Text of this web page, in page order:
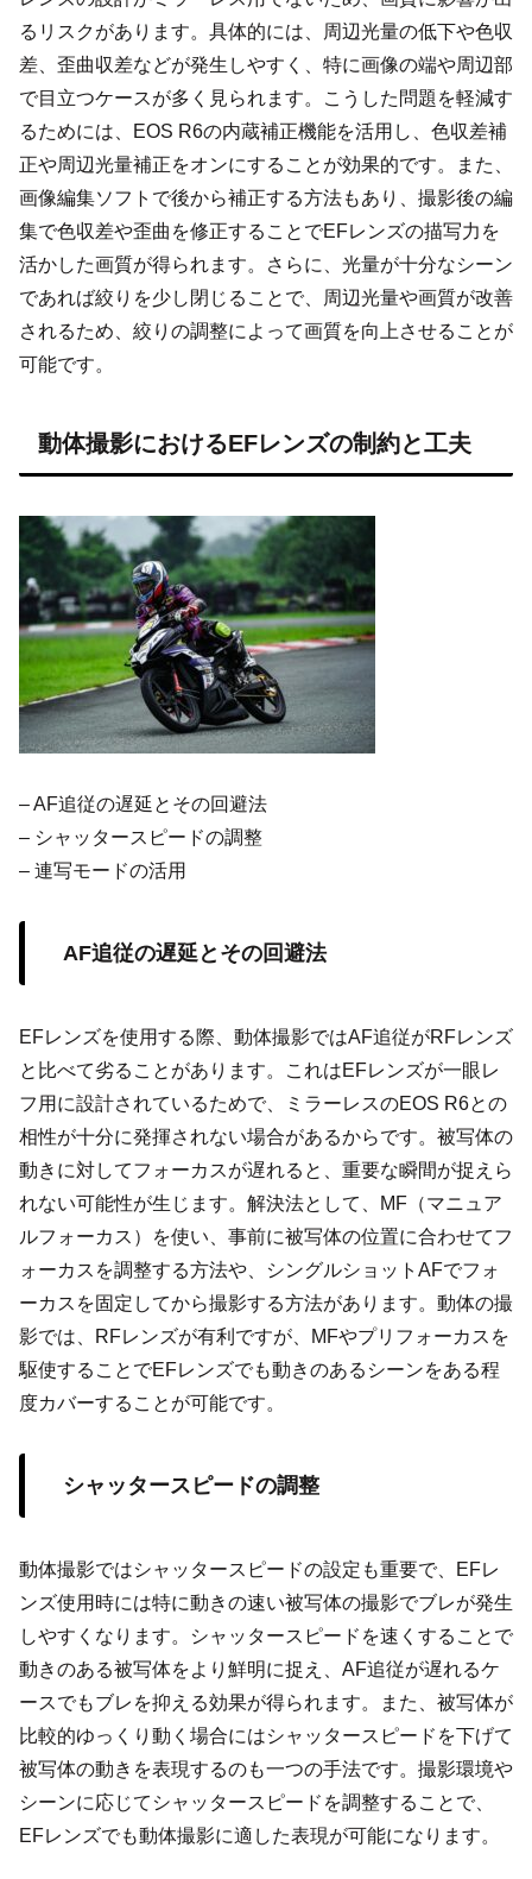
るリスクがあります。具体的には、周辺光量の低下や色収
差、歪曲収差などが発生しやすく、特に画像の端や周辺部
で目立つケースが多く見られます。こうした問題を軽減す
るためには、EOS R6の内蔵補正機能を活用し、色収差補
正や周辺光量補正をオンにすることが効果的です。また、
画像編集ソフトで後から補正する方法もあり、撮影後の編
集で色収差や歪曲を修正することでEFレンズの描写力を
活かした画質が得られます。さらに、光量が十分なシーン
であれば絞りを少し閉じることで、周辺光量や画質が改善
されるため、絞りの調整によって画質を向上させることが
可能です。
動体撮影におけるEFレンズの制約と工夫
– AF追従の遅延とその回避法
– シャッタースピードの調整
– 連写モードの活用
AF追従の遅延とその回避法
EFレンズを使用する際、動体撮影ではAF追従がRFレンズ
と比べて劣ることがあります。これはEFレンズが一眼レ
フ用に設計されているためで、ミラーレスのEOS R6との
相性が十分に発揮されない場合があるからです。被写体の
動きに対してフォーカスが遅れると、重要な瞬間が捉えら
れない可能性が生じます。解決法として、MF（マニュア
ルフォーカス）を使い、事前に被写体の位置に合わせてフ
ォーカスを調整する方法や、シングルショットAFでフォ
ーカスを固定してから撮影する方法があります。動体の撮
影では、RFレンズが有利ですが、MFやプリフォーカスを
駆使することでEFレンズでも動きのあるシーンをある程
度カバーすることが可能です。
シャッタースピードの調整
動体撮影ではシャッタースピードの設定も重要で、EFレ
ンズ使用時には特に動きの速い被写体の撮影でブレが発生
しやすくなります。シャッタースピードを速くすることで
動きのある被写体をより鮮明に捉え、AF追従が遅れるケ
ースでもブレを抑える効果が得られます。また、被写体が
比較的ゆっくり動く場合にはシャッタースピードを下げて
被写体の動きを表現するのも一つの手法です。撮影環境や
シーンに応じてシャッタースピードを調整することで、
EFレンズでも動体撮影に適した表現が可能になります。